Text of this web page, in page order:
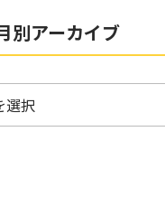
別アーカイブ